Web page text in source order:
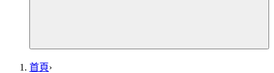
首頁›